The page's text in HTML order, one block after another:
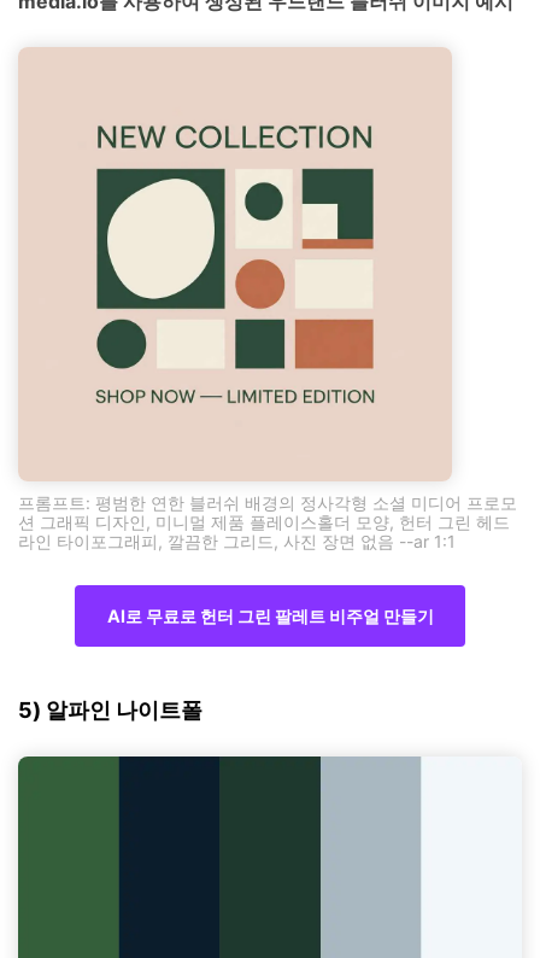
프롬프트: 평범한 연한 블러쉬 배경의 정사각형 소셜 미디어 프로모
션 그래픽 디자인, 미니멀 제품 플레이스홀더 모양, 헌터 그린 헤드
라인 타이포그래피, 깔끔한 그리드, 사진 장면 없음 --ar 1:1
AI로 무료로 헌터 그린 팔레트 비주얼 만들기
5) 알파인 나이트폴